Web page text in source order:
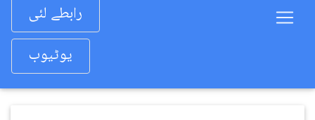
رابطے لئی
یوٹیوب